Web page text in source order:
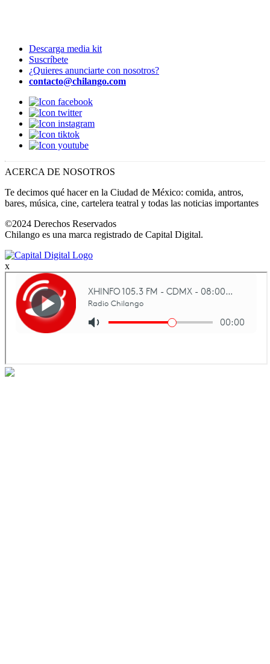
Descarga media kit
Suscríbete
¿Quieres anunciarte con nosotros?
contacto@chilango.com
ACERCA DE NOSOTROS
Te decimos qué hacer en la Ciudad de México: comida, antros,
bares, música, cine, cartelera teatral y todas las noticias importantes
©2024 Derechos Reservados
Chilango es una marca registrado de Capital Digital.
x